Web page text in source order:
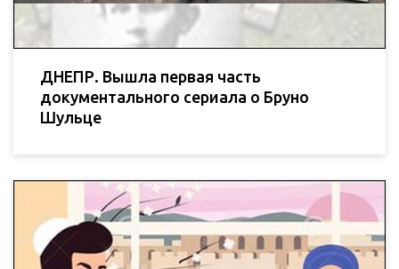
ДНЕПР. Вышла первая часть
документального сериала о Бруно
Шульце